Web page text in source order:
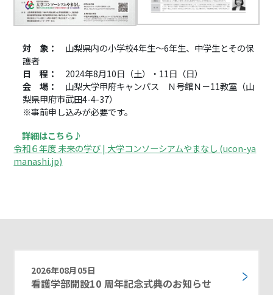
対 象：
山梨県内の小学校4年生～6年生、中学生とその保
護者
日 程：
2024年8月10日（土）・11日（日）
会 場：
山梨大学甲府キャンパス Ｎ号館Ｎ－11教室（山
梨県甲府市武田4-4-37）
※事前申し込みが必要です。
詳細はこちら♪
令和６年度 未来の学び | 大学コンソーシアムやまなし (ucon-ya
manashi.jp)
2026年08月05日
看護学部開設10 周年記念式典のお知らせ